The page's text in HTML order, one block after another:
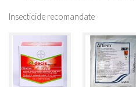
Insecticide recomandate